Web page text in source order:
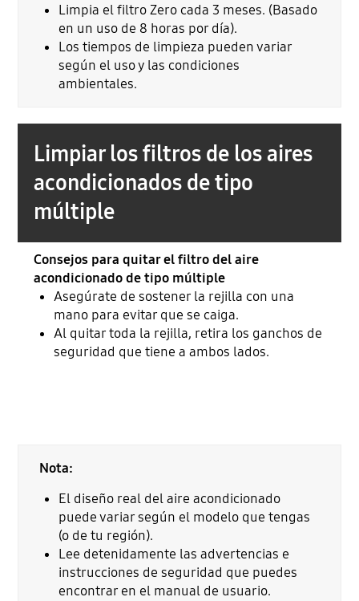
Limpia el filtro Zero cada 3 meses. (Basado
en un uso de 8 horas por día).
Los tiempos de limpieza pueden variar
según el uso y las condiciones
ambientales.
Limpiar los filtros de los aires
acondicionados de tipo
múltiple
Consejos para quitar el filtro del aire
acondicionado de tipo múltiple
Asegúrate de sostener la rejilla con una
mano para evitar que se caiga.
Al quitar toda la rejilla, retira los ganchos de
seguridad que tiene a ambos lados.
Nota:
El diseño real del aire acondicionado
puede variar según el modelo que tengas
(o de tu región).
Lee detenidamente las advertencias e
instrucciones de seguridad que puedes
encontrar en el manual de usuario.